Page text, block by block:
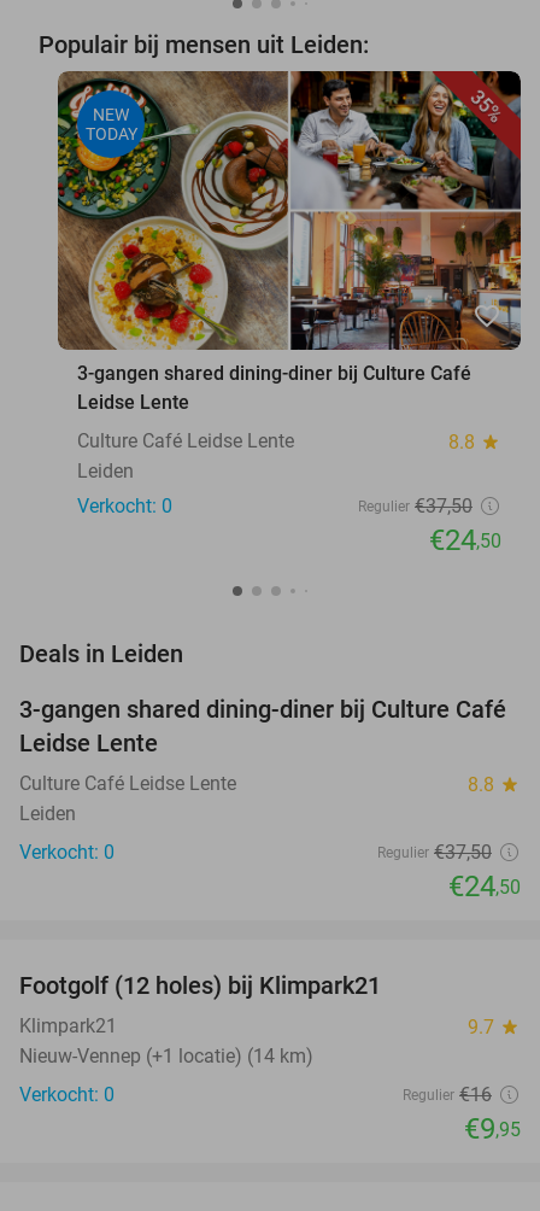
Populair bij mensen uit Leiden:
35%
NEW
TODAY
favorite_border
3-gangen shared dining-diner bij Culture Café
Leidse Lente
Culture Café Leidse Lente
8.8 star
Leiden
Verkocht: 0
Regulier €37,50
€24,50
Deals in Leiden
35%
NEW
TODAY
3-gangen shared dining-diner bij Culture Café
Leidse Lente
Culture Café Leidse Lente 8.8 star
Leiden
Verkocht: 0
Regulier €37,50
€24,50
NEW
TODAY
Footgolf (12 holes) bij Klimpark21
Klimpark21 9.7 star
Nieuw-Vennep (+1 locatie) (14 km)
Verkocht: 0
Regulier €16
€9,95